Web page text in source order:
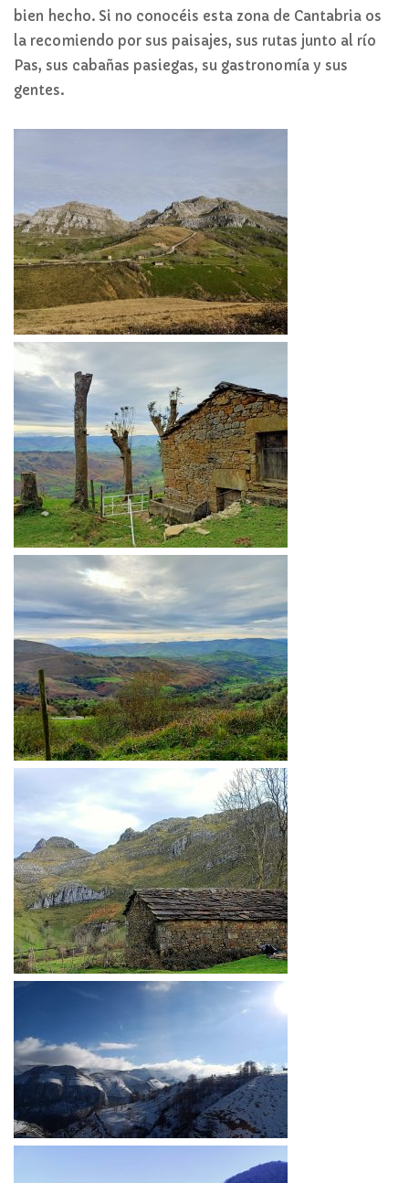
bien hecho. Si no conocéis esta zona de Cantabria os
la recomiendo por sus paisajes, sus rutas junto al río
Pas, sus cabañas pasiegas, su gastronomía y sus
gentes.